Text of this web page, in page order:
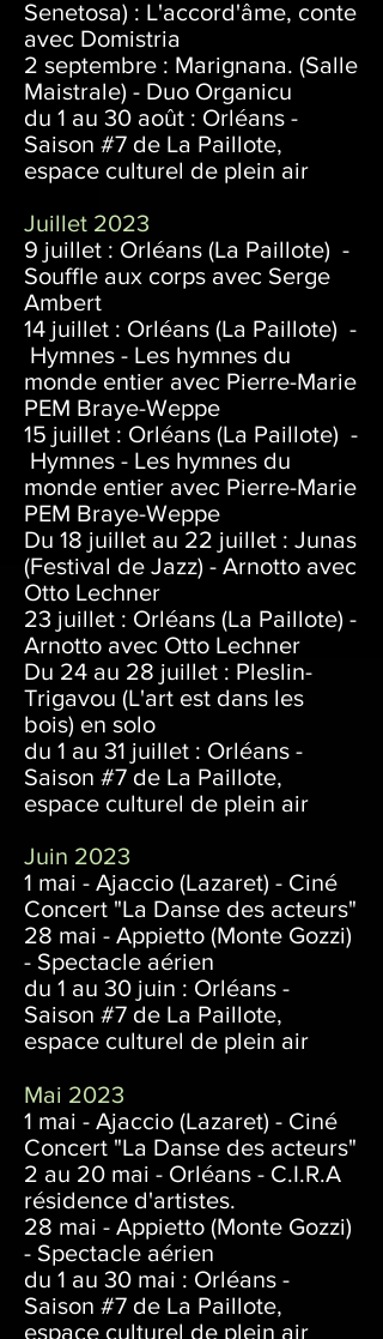
Senetosa) : L'accord'âme, conte
avec Domistria
2 septembre : Marignana. (Salle
Maistrale) - Duo Organicu
du 1 au 30 août : Orléans -
Saison #7 de La Paillote,
espace culturel de plein air
Juillet 2023
9 juillet : Orléans (La Paillote) -
Souffle aux corps avec Serge
Ambert
14 juillet : Orléans (La Paillote) -
Hymnes - Les hymnes du
monde entier avec Pierre-Marie
PEM Braye-Weppe
15 juillet : Orléans (La Paillote) -
Hymnes - Les hymnes du
monde entier avec Pierre-Marie
PEM Braye-Weppe
Du 18 juillet au 22 juillet : Junas
(Festival de Jazz) - Arnotto avec
Otto Lechner
23 juillet : Orléans (La Paillote) -
Arnotto avec Otto Lechner
Du 24 au 28 juillet : Pleslin-
Trigavou (L'art est dans les
bois) en solo
du 1 au 31 juillet : Orléans -
Saison #7 de La Paillote,
espace culturel de plein air
Juin 2023
1 mai - Ajaccio (Lazaret) - Ciné
Concert "La Danse des acteurs"
28 mai - Appietto (Monte Gozzi)
- Spectacle aérien
du 1 au 30 juin : Orléans -
Saison #7 de La Paillote,
espace culturel de plein air
Mai 2023
1 mai - Ajaccio (Lazaret) - Ciné
Concert "La Danse des acteurs"
2 au 20 mai - Orléans - C.I.R.A
résidence d'artistes.
28 mai - Appietto (Monte Gozzi)
- Spectacle aérien
du 1 au 30 mai : Orléans -
Saison #7 de La Paillote,
espace culturel de plein air